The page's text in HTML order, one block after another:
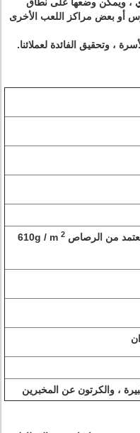
أو بعض مراكز اللعب الأخرى
، وتحقيق الفائدة لعملائنا.
2
، والكرتون عن المخبرين